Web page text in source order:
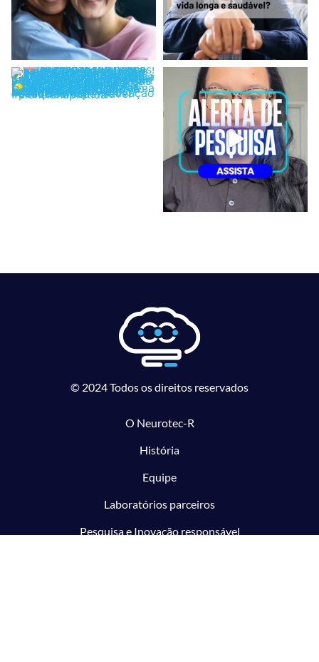
© 2024 Todos os direitos reservados
O Neurotec-R
História
Equipe
Laboratórios parceiros
Pesquisa e Inovação responsável